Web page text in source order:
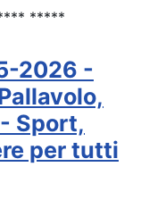
*****
2026 -
Sport,
per tutti